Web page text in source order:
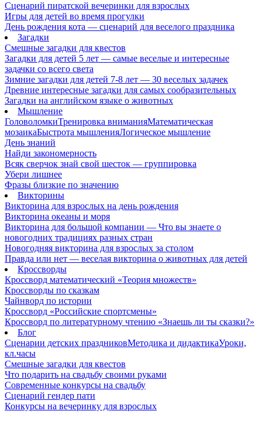
Сценарий пиратской вечеринки для взрослых
Игры для детей во время прогулки
День рождения кота — сценарий для веселого праздника
Загадки
Смешные загадки для квестов
Загадки для детей 5 лет — самые веселые и интересные
задачки со всего света
Зимние загадки для детей 7-8 лет — 30 веселых задачек
Древние интересные загадки для самых сообразительных
Загадки на английском языке о животных
Мышление
ГоловоломкиТренировка вниманияМатематическая
мозаикаБыстрота мышленияЛогическое мышление
День знаний
Найди закономерность
Всяк сверчок знай свой шесток — группировка
Убери лишнее
Фразы близкие по значению
Викторины
Викторина для взрослых на день рождения
Викторина океаны и моря
Викторина для большой компании — Что вы знаете о
новогодних традициях разных стран
Новогодняя викторина для взрослых за столом
Правда или нет — веселая викторина о животных для детей
Кроссворды
Кроссворд математический «Теория множеств»
Кроссворды по сказкам
Чайнворд по истории
Кроссворд «Российские спортсмены»
Кроссворд по литературному чтению «Знаешь ли ты сказки?»
Блог
Сценарии детских праздниковМетодика и дидактикаУроки,
кл.часы
Смешные загадки для квестов
Что подарить на свадьбу своими руками
Современные конкурсы на свадьбу
Сценарий гендер пати
Конкурсы на вечеринку для взрослых